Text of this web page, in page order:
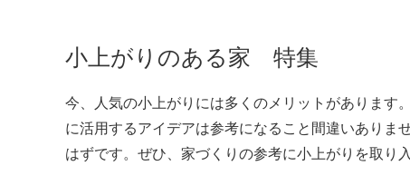
小上がりのある家 特集
今、人気の小上がりには多くのメリットがあります
に活用するアイデアは参考になること間違いありま
はずです。ぜひ、家づくりの参考に小上がりを取り